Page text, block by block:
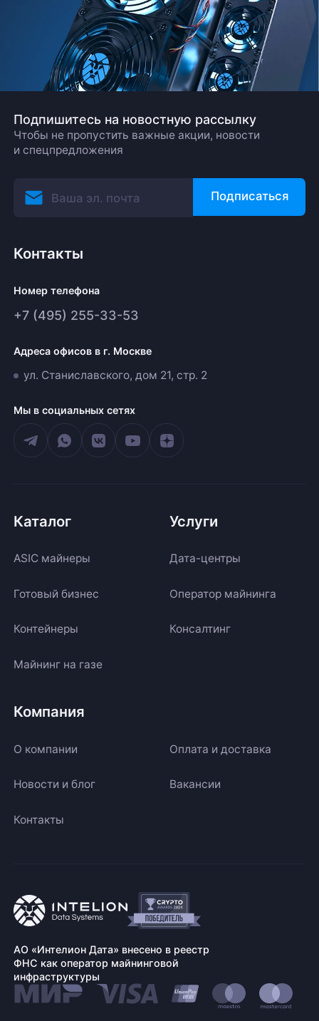
Подпишитесь на новостную рассылку
Чтобы не пропустить важные акции, новости
и спецпредложения
Подписаться
Контакты
Номер телефона
+7 (495) 255-33-53
Адреса офисов в г. Москве
ул. Станиславского, дом 21, стр. 2
Мы в социальных сетях
Каталог
ASIC майнеры
Готовый бизнес
Контейнеры
Майнинг на газе
Услуги
Дата-центры
Оператор майнинга
Консалтинг
Компания
О компании Оплата и доставка
Новости и блог Вакансии
Контакты
АО «Интелион Дата» внесено в реестр
ФНС как оператор майнинговой
инфраструктуры